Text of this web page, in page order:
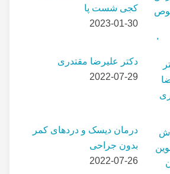
کجی شست پا
2023-01-30
دکتر علیرضا مقتدری
2022-07-29
درمان دیسک و دردهای کمر
بدون جراحی
2022-07-26